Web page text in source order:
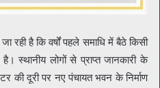
रही है कि वर्षों पहले समाधि में बैठे किसी
स्थानीय लोगों से प्राप्त जानकारी के
की दूरी पर नए पंचायत भवन के निर्माण